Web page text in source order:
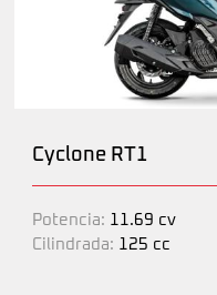
Cyclone RT1
Potencia: 11.69 cv
Cilindrada: 125 cc